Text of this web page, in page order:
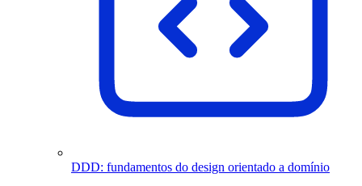
DDD: fundamentos do design orientado a domínio